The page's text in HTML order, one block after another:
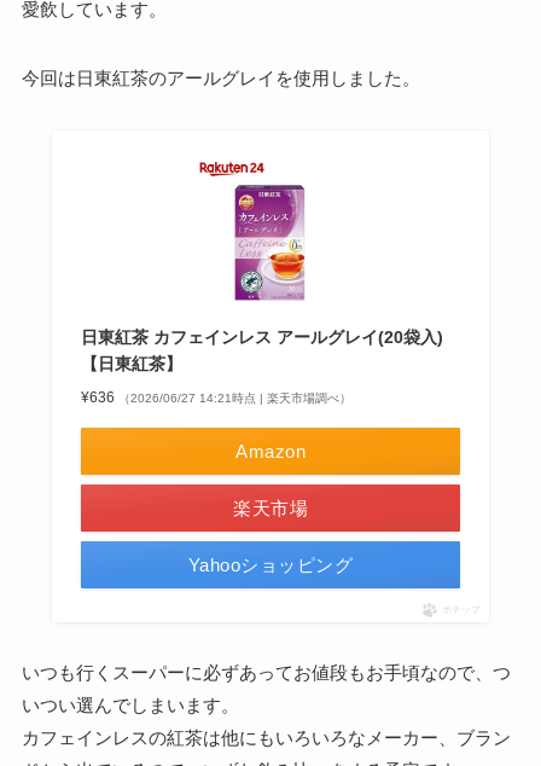
愛飲しています。
今回は日東紅茶のアールグレイを使用しました。
日東紅茶 カフェインレス アールグレイ(20袋入)
【日東紅茶】
¥636 （2026/06/27 14:21時点 | 楽天市場調べ）
Amazon
楽天市場
Yahooショッピング
ポチップ
いつも行くスーパーに必ずあってお値段もお手頃なので、つ
いつい選んでしまいます。
カフェインレスの紅茶は他にもいろいろなメーカー、ブラン